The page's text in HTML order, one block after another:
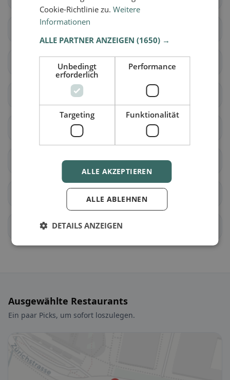
Maschwanden
Mettmenstetten Obfelden
Stallikon
Wettswil am Albis Benken ZH
Berg am Irchel Buch am Irchel
Dachsen
Ausgewählte Restaurants
Ein paar Picks, um sofort loszulegen.
Cookie-Richtlinie zu.Weitere
Informationen
ALLE PARTNER ANZEIGEN(1650) →
Unbedingt
erforderlich
Performance
Targeting Funktionalität
ALLE AKZEPTIEREN
ALLE ABLEHNEN
DETAILS ANZEIGEN